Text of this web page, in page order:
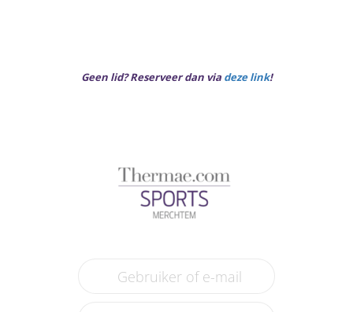
Geen lid? Reserveer dan via deze link!